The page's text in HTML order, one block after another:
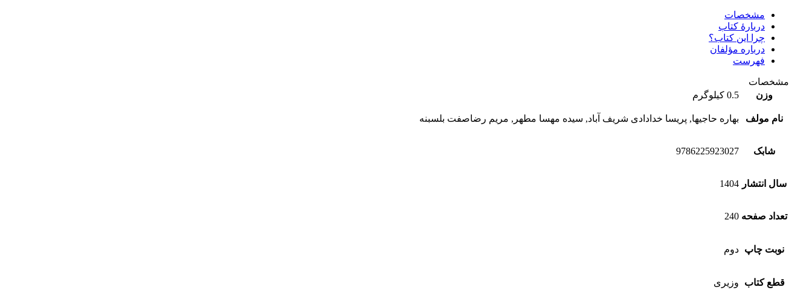
مشخصات
دربارهٔ کتاب
چرا این کتاب؟
درباره مؤلفان
فهرست
مشخصات
وزن
0.5 کیلوگرم
نام مولف بهاره حاجیها, پریسا خدادادی شریف آباد, سیده مهسا مطهر, مریم رضاصفت بلسبنه
شابک 9786225923027
سال انتشار 1404
تعداد صفحه 240
نوبت چاپ دوم
قطع کتاب وزیری